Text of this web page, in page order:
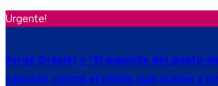
Urgente!
Jorge Drexler y “El pianista del gueto
canción contra el olvido que vuelve a